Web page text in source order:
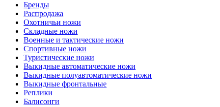
Бренды
Распродажа
Охотничьи ножи
Складные ножи
Военные и тактические ножи
Спортивные ножи
Туристические ножи
Выкидные автоматические ножи
Выкидные полуавтоматические ножи
Выкидные фронтальные
Реплики
Балисонги